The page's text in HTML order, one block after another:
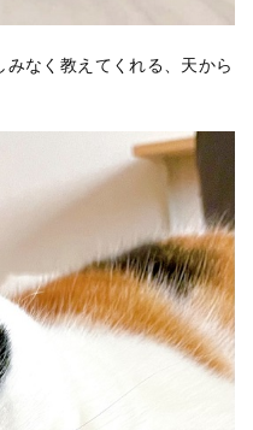
なく教えてくれる、天から